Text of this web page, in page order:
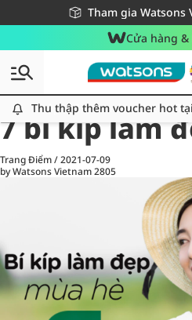
Tham gia Watsons
Miễn phí giao hàng cho
Giao hàng nhanh 24h - Áp
Cửa hàng &
Thu thập thêm voucher hot
All
Chăm Sóc Cá Nhân
7 bí kíp làm
Trang Điểm/2021-07-09
by Watsons Vietnam2805